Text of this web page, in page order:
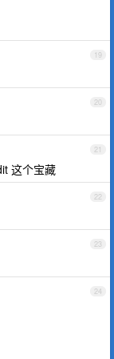
19
20
21
这个宝藏
22
23
24